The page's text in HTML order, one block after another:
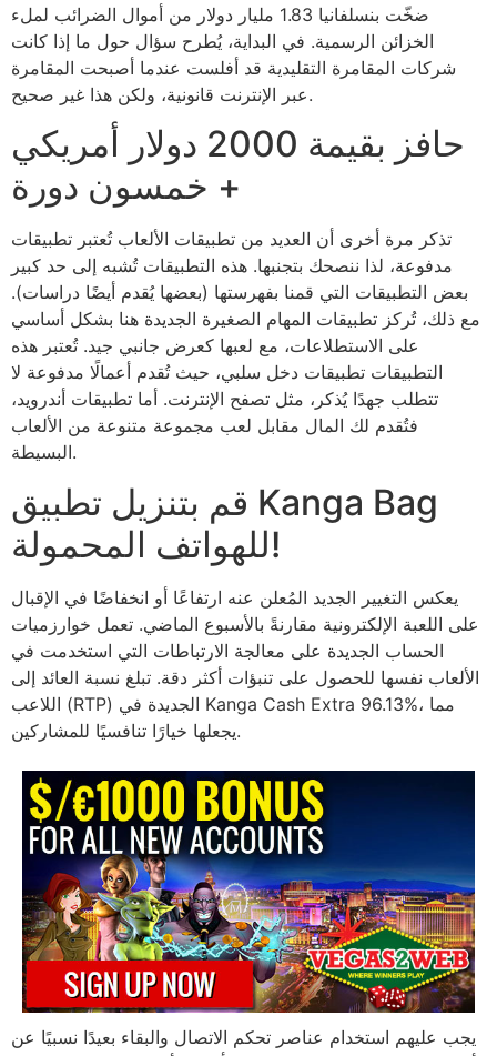
ضخّت بنسلفانيا 1.83 مليار دولار من أموال الضرائب لملء
الخزائن الرسمية. في البداية، يُطرح سؤال حول ما إذا كانت
شركات المقامرة التقليدية قد أفلست عندما أصبحت المقامرة
عبر الإنترنت قانونية، ولكن هذا غير صحيح.
حافز بقيمة 2000 دولار أمريكي
+ خمسون دورة
تذكر مرة أخرى أن العديد من تطبيقات الألعاب تُعتبر تطبيقات
مدفوعة، لذا ننصحك بتجنبها. هذه التطبيقات تُشبه إلى حد كبير
بعض التطبيقات التي قمنا بفهرستها (بعضها يُقدم أيضًا دراسات).
مع ذلك، تُركز تطبيقات المهام الصغيرة الجديدة هنا بشكل أساسي
على الاستطلاعات، مع لعبها كعرض جانبي جيد. تُعتبر هذه
التطبيقات تطبيقات دخل سلبي، حيث تُقدم أعمالًا مدفوعة لا
تتطلب جهدًا يُذكر، مثل تصفح الإنترنت. أما تطبيقات أندرويد،
فتُقدم لك المال مقابل لعب مجموعة متنوعة من الألعاب
البسيطة.
قم بتنزيل تطبيق Kanga Bag
للهواتف المحمولة!
يعكس التغيير الجديد المُعلن عنه ارتفاعًا أو انخفاضًا في الإقبال
على اللعبة الإلكترونية مقارنةً بالأسبوع الماضي. تعمل خوارزميات
الحساب الجديدة على معالجة الارتباطات التي استخدمت في
الألعاب نفسها للحصول على تنبؤات أكثر دقة. تبلغ نسبة العائد إلى
اللاعب (RTP) الجديدة في Kanga Cash Extra 96.13%، مما
يجعلها خيارًا تنافسيًا للمشاركين.
يجب عليهم استخدام عناصر تحكم الاتصال والبقاء بعيدًا نسبيًا عن